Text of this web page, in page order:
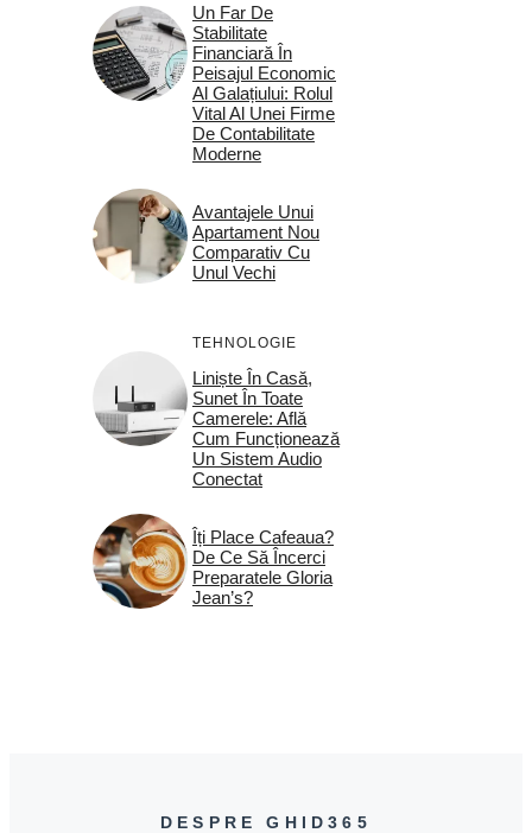
Un Far De
Stabilitate
Financiară În
Peisajul Economic
Al Galațiului: Rolul
Vital Al Unei Firme
De Contabilitate
Moderne
Avantajele Unui
Apartament Nou
Comparativ Cu
Unul Vechi
TEHNOLOGIE
Liniște În Casă,
Sunet În Toate
Camerele: Află
Cum Funcționează
Un Sistem Audio
Conectat
Îți Place Cafeaua?
De Ce Să Încerci
Preparatele Gloria
Jean’s?
DESPRE GHID365